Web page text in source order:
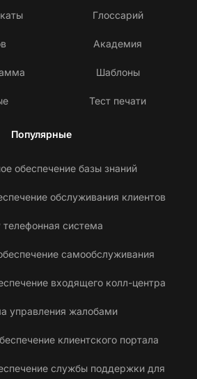
Глоссарий
Академия
Шаблоны
Тест печати
Популярные
обеспечение базы знаний
обслуживания клиентов
телефонная система
самообслуживания
входящего колл-центра
управления жалобами
клиентского портала
службы поддержки для